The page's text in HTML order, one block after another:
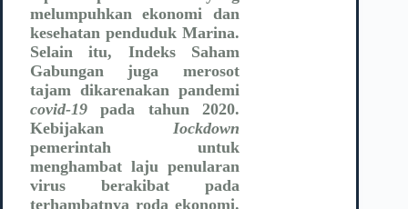
melumpuhkan ekonomi dan
kesehatan penduduk Marina.
Selain itu, Indeks Saham
Gabungan juga merosot
tajam dikarenakan pandemi
covid-19pada tahun 2020.
Kebijakan Iockdown
pemerintah untuk
menghambat laju penularan
virus berakibat pada
terhambatnya roda ekonomi.